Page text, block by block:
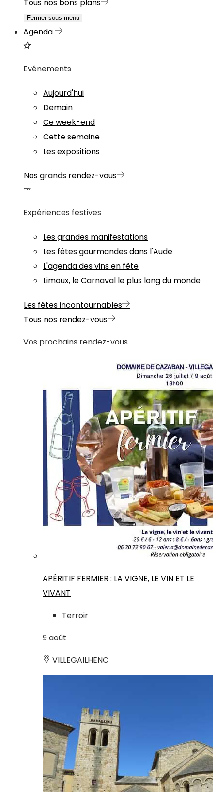
Tous nos bons plans
Fermer sous-menu
Agenda
Evénements
Aujourd'hui
Demain
Ce week-end
Cette semaine
Les expositions
Nos grands rendez-vous
Expériences festives
Les grandes manifestations
Les fêtes gourmandes dans l'Aude
L'agenda des vins en fête
Limoux, le Carnaval le plus long du monde
Les fêtes incontournables
Tous nos rendez-vous
Vos prochains rendez-vous
APÉRITIF FERMIER : LA VIGNE, LE VIN ET LE
VIVANT
Terroir
9août
VILLEGAILHENC